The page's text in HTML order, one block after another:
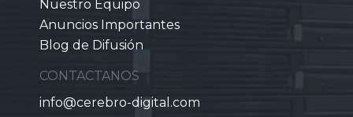
Nuestro Equipo
Anuncios Importantes
Blog de Difusión
CONTACTANOS
info@cerebro-digital.com